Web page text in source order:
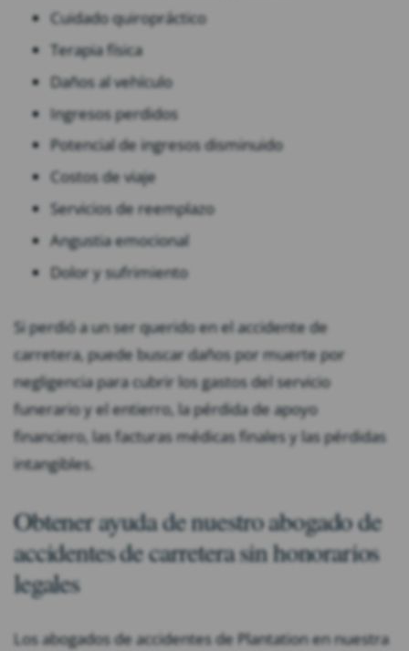
Cuidado quiropráctico
Terapia física
Daños al vehículo
Ingresos perdidos
Potencial de ingresos disminuido
Costos de viaje
Servicios de reemplazo
Angustia emocional
Dolor y sufrimiento
Si perdió a un ser querido en el accidente de
carretera, puede buscar daños por muerte por
negligencia para cubrir los gastos del servicio
funerario y el entierro, la pérdida de apoyo
financiero, las facturas médicas finales y las pérdidas
intangibles.
Obtener ayuda de nuestro abogado de
accidentes de carretera sin honorarios
legales
Los abogados de accidentes de Plantation en nuestra